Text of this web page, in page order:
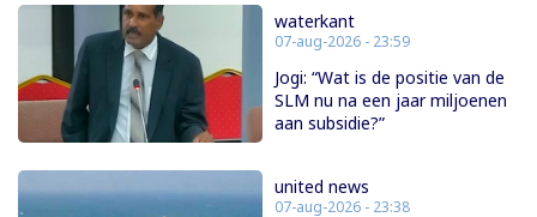
waterkant
07-aug-2026 - 23:59
Jogi: “Wat is de positie van de
SLM nu na een jaar miljoenen
aan subsidie?”
united news
07-aug-2026 - 23:38